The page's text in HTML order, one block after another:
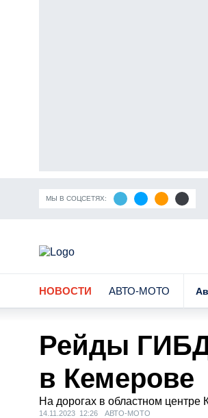
МЫ В СОЦСЕТЯХ:
Кузбасса Пандемия
НОВОСТИ АВТО-МОТО
Рейды
в Кемерове
На дорогах в областном
14.11.2023 12:26 АВТО-МОТО